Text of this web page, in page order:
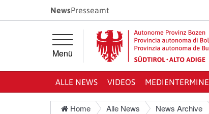
Springe direkt zur Hauptnavigation
Springe direkt zum Inhalt
NewsPresseamt
Menü
ALLE NEWS VIDEOS MEDIENTERMINE
Home Alle News News Archive